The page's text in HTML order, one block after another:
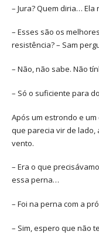
– Jura? Quem diria…
– Esses são os
resistência? – Sam
– Não, não sabe. Não
– Só o suficiente para
Após um estrondo e
que parecia vir de lado,
vento.
– Era o que
essa perna…
– Foi na perna com a
– Sim, espero que não